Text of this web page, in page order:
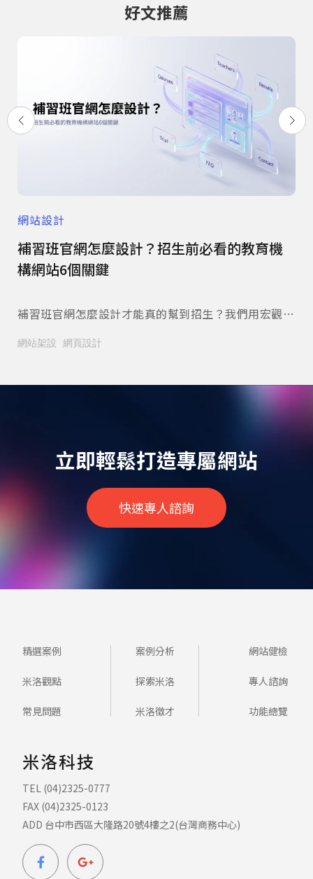
好文推薦
網站設計
補習班官網怎麼設計？招生前必看的教育機
構網站6個關鍵
補習班官網怎麼設計才能真的幫到招生？我們用宏觀美
現與諮詢動線的規劃重點，附家長常見問題整理。立即
網站架設 網頁設計
網
立即輕鬆打造專屬網站
快速專人諮詢
精選案例 案例分析 網站健檢
米洛觀點 探索米洛 專人諮詢
常見問題 米洛徵才 功能總覽
米洛科技
TEL (04)2325-0777
FAX (04)2325-0123
ADD 台中市西區大隆路20號4樓之2(台灣商務中心)